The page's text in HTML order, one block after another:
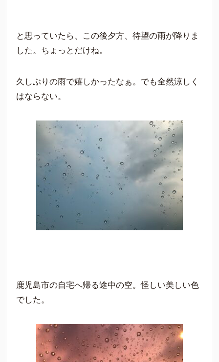
と思っていたら、この後夕方、待望の雨が降りま
した。ちょっとだけね。
久しぶりの雨で嬉しかったなぁ。でも全然涼しく
はならない。
鹿児島市の自宅へ帰る途中の空。怪しい美しい色
でした。